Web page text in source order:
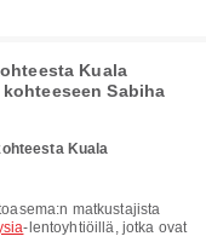
Kuala
Sabiha
Kuala
-lentoyhtiöillä, jotka ovat